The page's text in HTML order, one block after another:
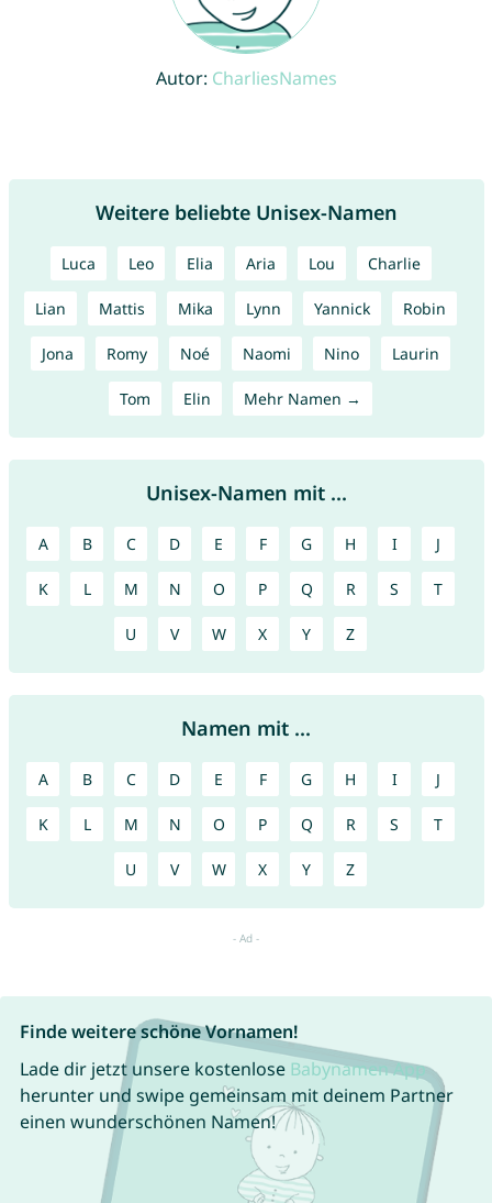
Autor: CharliesNames
Weitere beliebte Unisex-Namen
Luca Leo Elia Aria Lou Charlie
Lian Mattis Mika Lynn Yannick Robin
Jona Romy Noé Naomi Nino Laurin
Tom Elin Mehr Namen →
Unisex-Namen mit ...
A B C D E F G H I J
K L M N O P Q R S T
U V W X Y Z
Namen mit ...
A B C D E F G H I J
K L M N O P Q R S T
U V W X Y Z
Finde weitere schöne Vornamen!
Lade dir jetzt unsere kostenlose Babynamen App
herunter und swipe gemeinsam mit deinem Partner
einen wunderschönen Namen!